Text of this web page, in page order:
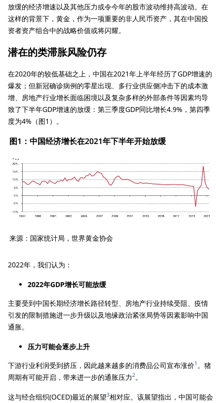
放缓的经济增速以及其他压力或令今年的股市波动维持高波动。在
这样的背景下，黄金，作为一项重要的非人民币资产，其在中国投
资者资产组合中的战略价值或将闪耀。
潜在的类滞胀风险仍存
在2020年的较低基础之上，中国在2021年上半年经历了GDP增速的
爆发；但新冠确诊病例的零星出现、多行业供应侧冲击下的成本激
增、房地产行业增长面临困境以及复杂多样的外部条件等因素均导
致了下半年GDP增速的放缓：第三季度GDP同比增长4.9%，第四季
度为4%（图1）。
图1：中国经济增长在2021年下半年开始放缓
来源：国家统计局，世界黄金协会
2022年，我们认为：
2022年GDP增长可能放缓
主要受到中国长期经济增长路径转型、房地产行业持续受阻、疫情
引发的限制措施进一步升级以及地缘政治紧张局势等因素影响中国
通胀。
压力可能会逐步上升
下游行业利润受到挤压，因此越来越多的消费品公司宣布涨价1 。猪
周期有可能开启，带来进一步的通胀压力2。
这与经合组织(OCED)最近的展望3相对应。该展望指出，中国可能会